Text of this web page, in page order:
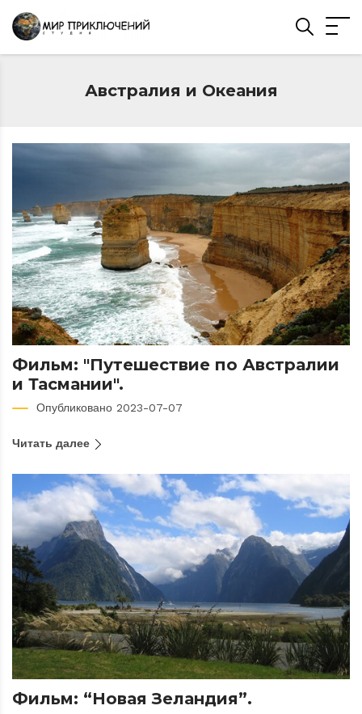
Австралия и Океания
Фильм: "Путешествие по Австралии
и Тасмании".
Опубликовано 2023-07-07
Читать далее
Фильм: “Новая Зеландия”.